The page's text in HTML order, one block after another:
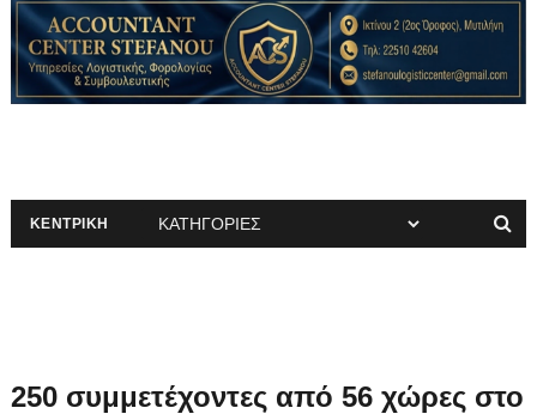
ΚΕΝΤΡΙΚΗ
250 συμμετέχοντες από 56 χώρες στο